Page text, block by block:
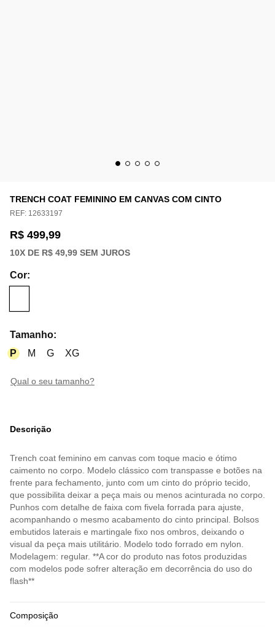
TRENCH COAT FEMININO EM CANVAS COM CINTO
REF: 12633197
R$ 499,99
10X DE R$ 49,99 SEM JUROS
Cor:
Tamanho:
P
M G XG
qual o seu tamanho?
Descrição
Trench coat feminino em canvas com toque macio e ótimo
caimento no corpo. Modelo clássico com transpasse e botões na
frente para fechamento, junto com um cinto do próprio tecido,
que possibilita deixar a peça mais ou menos acinturada no corpo.
Punhos com detalhe de faixa com fivela forrada para ajuste,
acompanhando o mesmo acabamento do cinto principal. Bolsos
embutidos laterais e martingale fixo nos ombros, deixando o
visual da peça mais utilitário. Modelo todo forrado em nylon.
Modelagem: regular. **A cor do produto nas fotos produzidas
com modelos pode sofrer alteração em decorrência do uso do
flash**
Composição